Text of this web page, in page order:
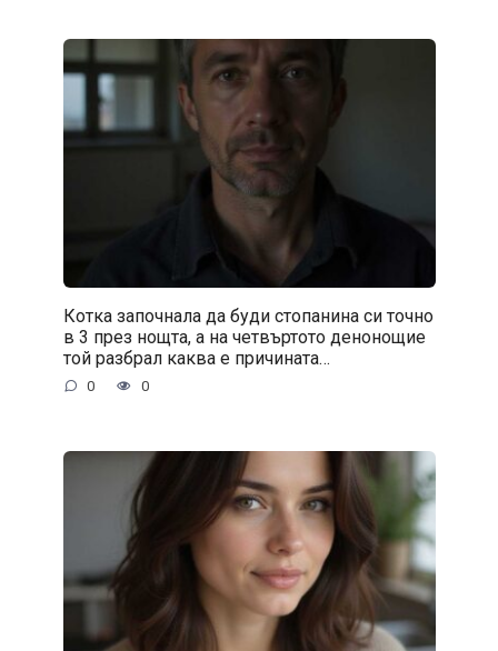
Котка започнала да буди стопанина си точно
в 3 през нощта, а на четвъртото денонощие
той разбрал каква е причината…
0 0